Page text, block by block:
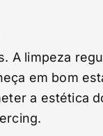
limpeza
em bom
a estética